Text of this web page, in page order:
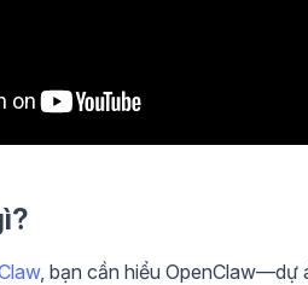
, bạn cần hiểu OpenClaw—dự